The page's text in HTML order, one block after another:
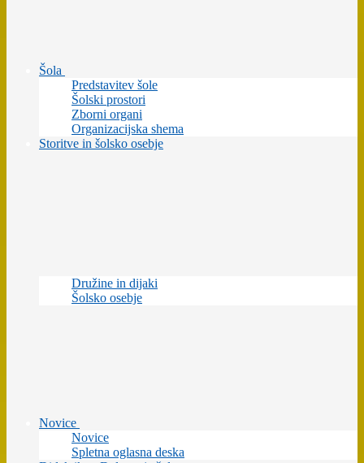
Šola
Predstavitev šole
Šolski prostori
Zborni organi
Organizacijska shema
Storitve in šolsko osebje
Družine in dijaki
Šolsko osebje
Novice
Novice
Spletna oglasna deska